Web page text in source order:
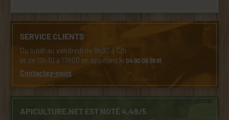
SERVICE CLIENTS
Du lundi au vendredi de 8h30 à 12h
et de 13h30 à 17h00 en appelant le04 90 06 39 91
Contactez-nous
APICULTURE.NET EST NOTÉ 4.49/5